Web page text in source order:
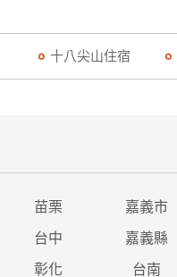
十八尖山住宿
苗栗 嘉義市
台中 嘉義縣
彰化 台南